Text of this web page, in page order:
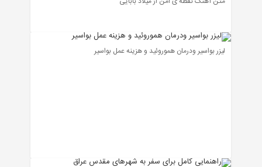
لیزر بواسیر ودرمان هموروئید و هزینه عمل بواسیر